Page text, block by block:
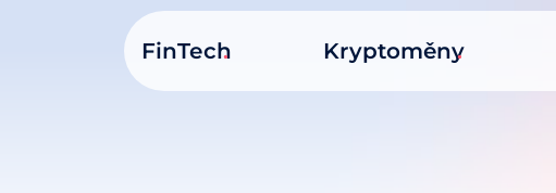
FinTech Kryptoměny